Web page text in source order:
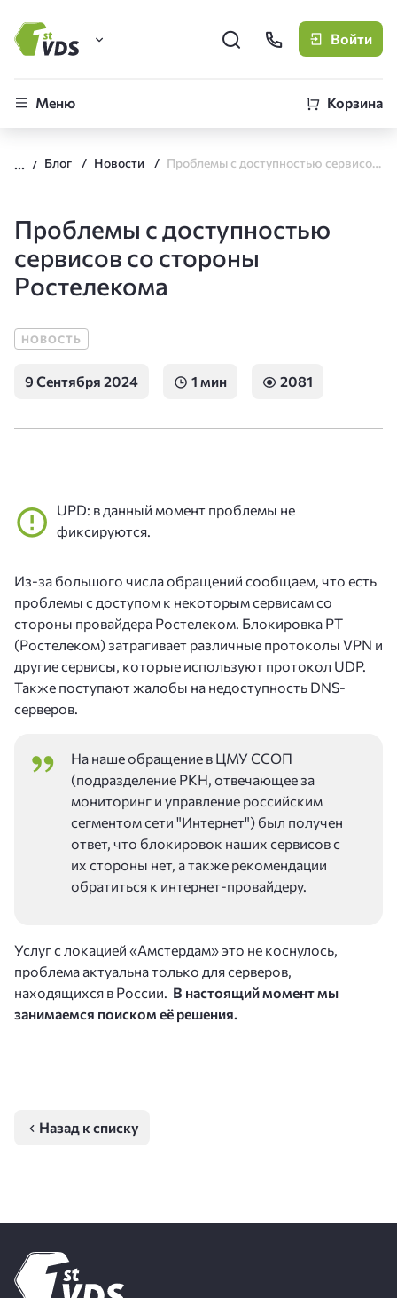
FirstVDS (вы здесь)
CLO
Войти
Меню Корзина
Блог Новости Проблемы с доступностью сервисов со стороны Ростелекома
Проблемы с доступностью
сервисов со стороны
Ростелекома
НОВОСТЬ
9 Сентября 2024 1 мин 2081
UPD: в данный момент проблемы не
фиксируются.
Из-за большого числа обращений сообщаем, что есть
проблемы с доступом к некоторым сервисам со
стороны провайдера Ростелеком. Блокировка РТ
(Ростелеком) затрагивает различные протоколы VPN и
другие сервисы, которые используют протокол UDP.
Также поступают жалобы на недоступность DNS-
серверов.
На наше обращение в ЦМУ ССОП
(подразделение РКН, отвечающее за
мониторинг и управление российским
сегментом сети "Интернет") был получен
ответ, что блокировок наших сервисов с
их стороны нет, а также рекомендации
обратиться к интернет-провайдеру.
Услуг с локацией «Амстердам» это не коснулось,
проблема актуальна только для серверов,
находящихся в России. В настоящий момент мы
занимаемся поиском её решения.
Назад к списку